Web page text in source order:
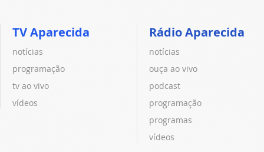
TV Aparecida
notícias
programação
tv ao vivo
vídeos
Rádio Aparecida
notícias
ouça ao vivo
podcast
programação
programas
vídeos